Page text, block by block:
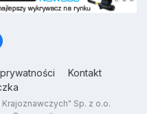
Kontakt
Sp. z o.o.